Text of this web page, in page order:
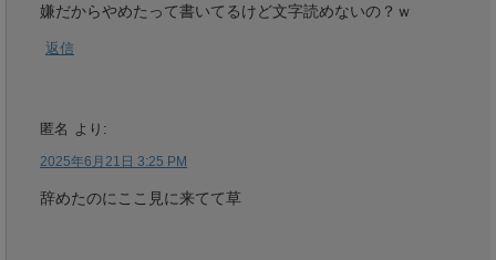
嫌だからやめたって書いてるけど文字読めないの？ｗ
返信
匿名 より:
2025年6月21日 3:25 PM
辞めたのにここ見に来てて草